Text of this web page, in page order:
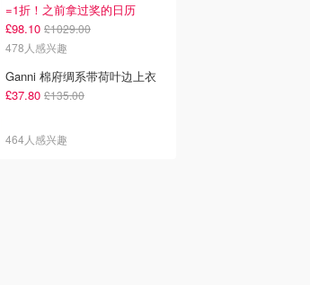
=1折！之前拿过奖的日历
£98.10 £1029.00
478人感兴趣
Ganni 棉府绸系带荷叶边上衣
£37.80 £135.00
464人感兴趣